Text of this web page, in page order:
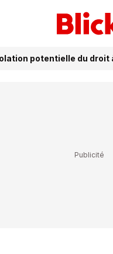
potentielle du